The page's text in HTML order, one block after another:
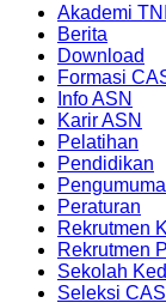
Akademi TNI
Berita
Download
Formasi
Info ASN
Karir ASN
Pelatihan
Pendidikan
Peraturan
Rekrutmen
Rekrutmen
Sekolah
Seleksi